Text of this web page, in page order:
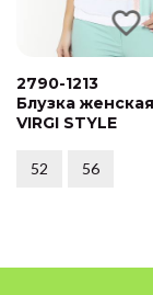
2790-1213
Блузка женская
VIRGI STYLE
52 56